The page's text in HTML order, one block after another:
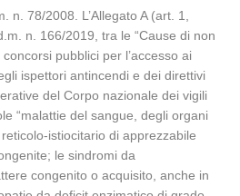
n. 78/2008. L’Allegato A (art. 1,
n. 166/2019, tra le “Cause di non
pubblici per l’accesso ai
ispettori antincendi e dei direttivi
del Corpo nazionale dei vigili
“malattie del sangue, degli organi
istiocitario di apprezzabile
le sindromi da
congenito o acquisito, anche in